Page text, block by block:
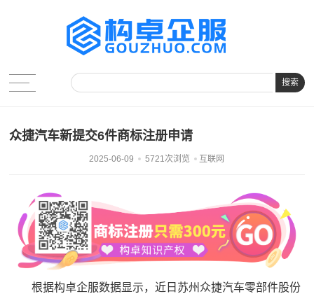
搜索
众捷汽车新提交6件商标注册申请
2025-06-09 5721次浏览 互联网
根据构卓企服数据显示，近日苏州众捷汽车零部件股份